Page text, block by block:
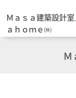
Ｍａｓａ建築設計室
ａｈｏｍｅ㈱
Ｍ